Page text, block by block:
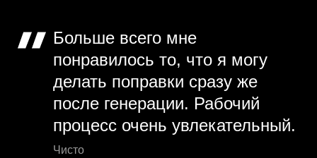
Больше всего мне
понравилось то, что я могу
делать поправки сразу же
после генерации. Рабочий
процесс очень увлекательный.
Чисто